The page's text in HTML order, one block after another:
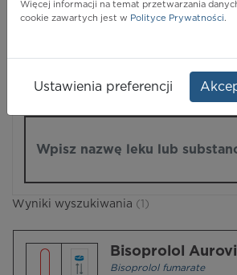
Wyniki wyszukiwania (1)
Bisoprolol
Bisoprolol fumarate
Więcej informacji na temat przetwarzania
cookie zawartych jest w Polityce Prywatności.
Ustawienia preferencji